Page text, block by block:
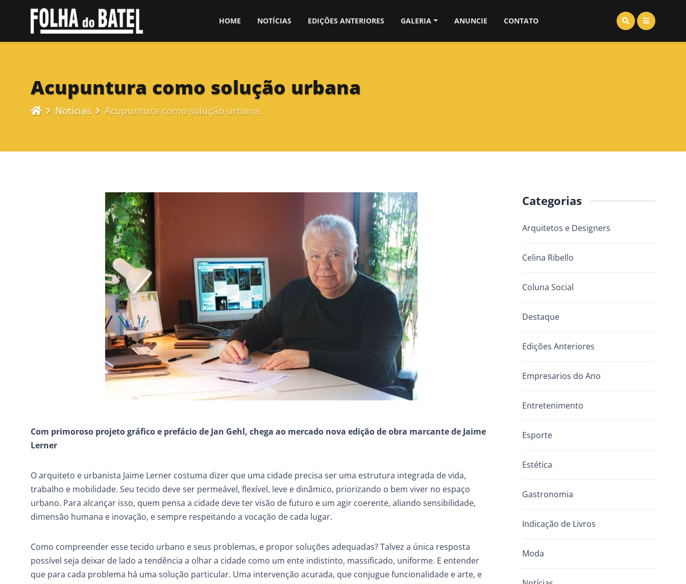
HOME NOTÍCIAS EDIÇÕES ANTERIORES GALERIA ANUNCIE CONTATO
Acupuntura como solução urbana
Notícias Acupuntura como solução urbana
Com primoroso projeto gráfico e prefácio de Jan Gehl, chega ao mercado nova edição de obra marcante de Jaime
Lerner
O arquiteto e urbanista Jaime Lerner costuma dizer que uma cidade precisa ser uma estrutura integrada de vida,
trabalho e mobilidade. Seu tecido deve ser permeável, flexível, leve e dinâmico, priorizando o bem viver no espaço
urbano. Para alcançar isso, quem pensa a cidade deve ter visão de futuro e um agir coerente, aliando sensibilidade,
dimensão humana e inovação, e sempre respeitando a vocação de cada lugar.
Como compreender esse tecido urbano e seus problemas, e propor soluções adequadas? Talvez a única resposta
possível seja deixar de lado a tendência a olhar a cidade como um ente indistinto, massificado, uniforme. E entender
que para cada problema há uma solução particular. Uma intervenção acurada, que conjugue funcionalidade e arte, e
Categorias
Arquitetos e Designers
Celina Ribello
Coluna Social
Destaque
Edições Anteriores
Empresarios do Ano
Entretenimento
Esporte
Estética
Gastronomia
Indicação de Livros
Moda